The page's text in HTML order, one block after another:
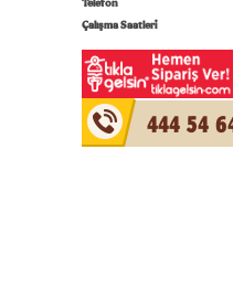
Telefon
Çalışma Saatleri
444 54 64